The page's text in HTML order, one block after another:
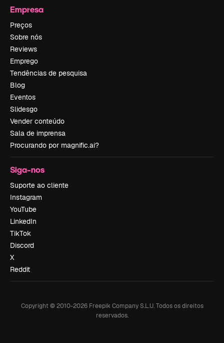
Empresa
Preços
Sobre nós
Reviews
Emprego
Tendências de pesquisa
Blog
Eventos
Slidesgo
Vender conteúdo
Sala de imprensa
Procurando por magnific.ai?
Siga-nos
Suporte ao cliente
Instagram
YouTube
LinkedIn
TikTok
Discord
X
Reddit
Copyright © 2010-2026Freepik Company S.L.U. Todos os direitos
reservados.